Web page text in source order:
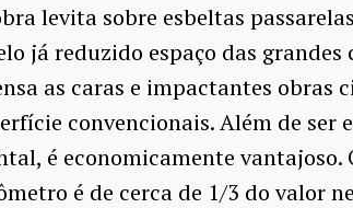
levita sobre esbeltas
já reduzido espaço das grandes
as caras e impactantes obras
convencionais. Além de ser
é economicamente vantajoso.
é de cerca de 1/3 do valor